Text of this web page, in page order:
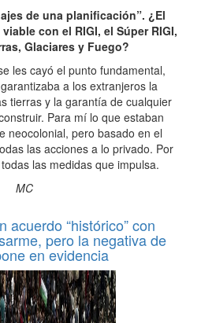
de una planificación”. ¿El
con el RIGI, el Súper RIGI,
Glaciares y Fuego?
les cayó el punto fundamental,
a los extranjeros la
tierras y la garantía de cualquier
Para mí lo que estaban
neocolonial, pero basado en el
las acciones a lo privado. Por
las medidas que impulsa.
MC
acuerdo “histórico” con
pero la negativa de
en evidencia